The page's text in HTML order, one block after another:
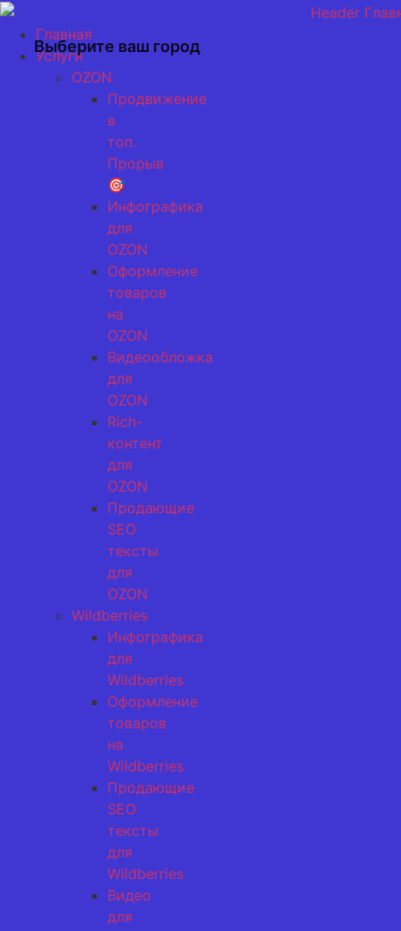
Перейти
содержимому
Главная
Услуги
OZON
Продвижение
в
топ.
Прорыв
🎯
Инфографика
для
OZON
Оформление
товаров
на
OZON
Видеообложка
для
OZON
Rich-
контент
для
OZON
Продающие
SEO
тексты
для
OZON
Wildberries
Инфографика
для
Wildberries
Оформление
товаров
на
Wildberries
Продающие
SEO
тексты
для
Wildberries
Видео
для
Выберите ваш город